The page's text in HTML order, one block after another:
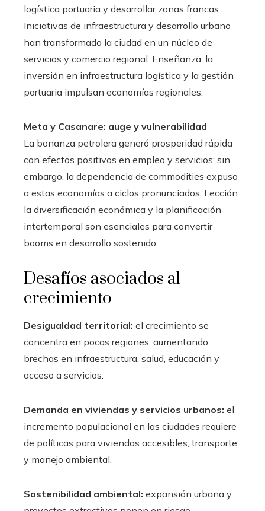
logística portuaria y desarrollar zonas francas.
Iniciativas de infraestructura y desarrollo urbano
han transformado la ciudad en un núcleo de
servicios y comercio regional. Enseñanza: la
inversión en infraestructura logística y la gestión
portuaria impulsan economías regionales.
Meta y Casanare: auge y vulnerabilidad
La bonanza petrolera generó prosperidad rápida
con efectos positivos en empleo y servicios; sin
embargo, la dependencia de commodities expuso
a estas economías a ciclos pronunciados. Lección:
la diversificación económica y la planificación
intertemporal son esenciales para convertir
booms en desarrollo sostenido.
Desafíos asociados al
crecimiento
Desigualdad territorial: el crecimiento se
concentra en pocas regiones, aumentando
brechas en infraestructura, salud, educación y
acceso a servicios.
Demanda en viviendas y servicios urbanos: el
incremento populacional en las ciudades requiere
de políticas para viviendas accesibles, transporte
y manejo ambiental.
Sostenibilidad ambiental: expansión urbana y